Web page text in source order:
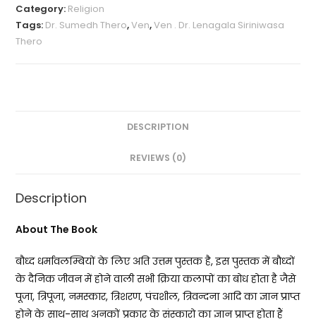
Category: Religion
Tags: Dr. Sumedh Thero,Ven,Ven . Dr. Lenagala Siriniwasa
Thero
DESCRIPTION
REVIEWS (0)
Description
About The Book
बौध्द धर्मावलम्बियों के लिए अति उत्तम पुस्तक है, इस पुस्तक में बौध्दों
के दैनिक जीवन में होने वाली सभी क्रिया कलापों का बोध होता है जैसे
पूजा, त्रिपूजा, नमस्कार, त्रिशरण, पंचशील, त्रिवन्दना आदि का ज्ञान प्राप्त
होने के साथ-साथ अनकों प्रकार के संस्कारो का ज्ञान प्राप्त होता हैं